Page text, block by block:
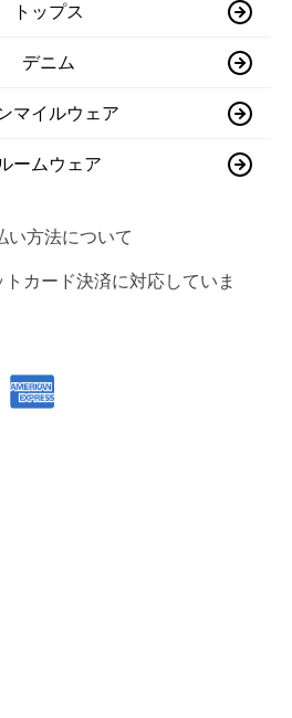
トップス
デニム
マイルウェア
ームウェア
い方法について
カード決済に対応していま